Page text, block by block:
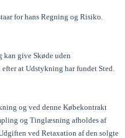
for hans Regning og Risiko.
kan give Skøde uden
at Udstykning har fundet Sted.
og ved denne Købekontrakt
og Tinglæsning afholdes af
ved Retaxation af den solgte